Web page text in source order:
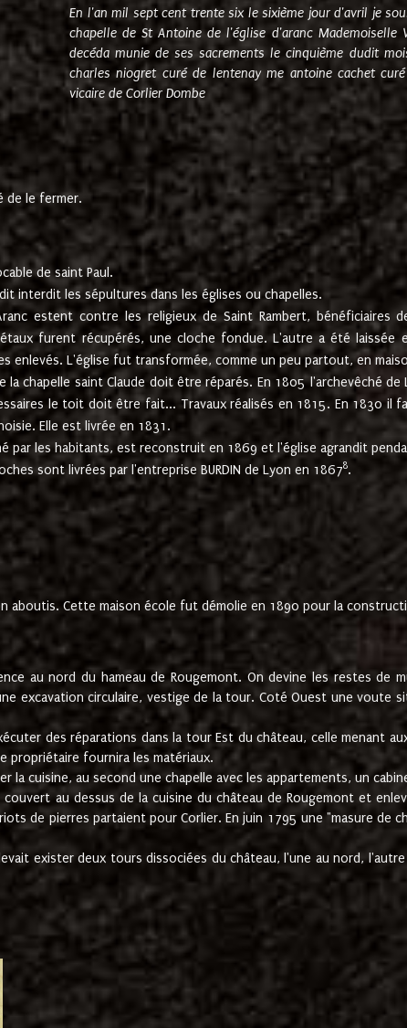
En l'an mil sept cent trente six le sixième jour d'avril je
chapelle de St Antoine de l'église d'aranc Mademoiselle
decéda munie de ses sacrements le cinquième dudit
charles niogret curé de lentenay me antoine cachet
vicaire de Corlier Dombe
de le fermer.
de saint Paul.
interdit les sépultures dans les églises ou chapelles.
estent contre les religieux de Saint Rambert,
furent récupérés, une cloche fondue. L'autre a été
enlevés. L'église fut transformée, comme un peu partout, en
la chapelle saint Claude doit être réparés. En 1805 l'archevêché
le toit doit être fait... Travaux réalisés en 1815. En 1830 il
Elle est livrée en 1831.
par les habitants, est reconstruit en 1869 et l'église agrandit
sont livrées par l'entreprise BURDIN de Lyon en 18678.
aboutis. Cette maison école fut démolie en 1890 pour la
au nord du hameau de Rougemont. On devine les restes de
excavation circulaire, vestige de la tour. Coté Ouest une voute
des réparations dans la tour Est du château, celle menant
propriétaire fournira les matériaux.
cuisine, au second une chapelle avec les appartements, un
au dessus de la cuisine du château de Rougemont et
de pierres partaient pour Corlier. En juin 1795 une "masure de
exister deux tours dissociées du château, l'une au nord, l'autre